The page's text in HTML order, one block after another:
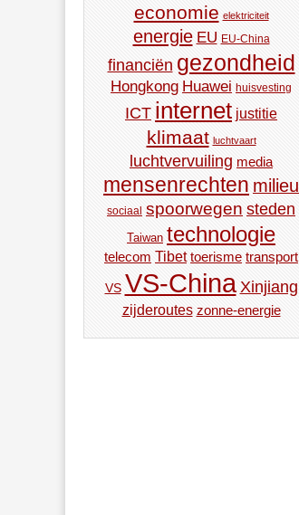
economie elektriciteit
energie EU EU-China
financiën gezondheid
Hongkong Huawei huisvesting
ICT internet justitie
klimaat luchtvaart
luchtvervuiling media
mensenrechten milieu
sociaal spoorwegen steden
Taiwan technologie
telecom Tibet toerisme transport
VS VS-China Xinjiang
zijderoutes zonne-energie